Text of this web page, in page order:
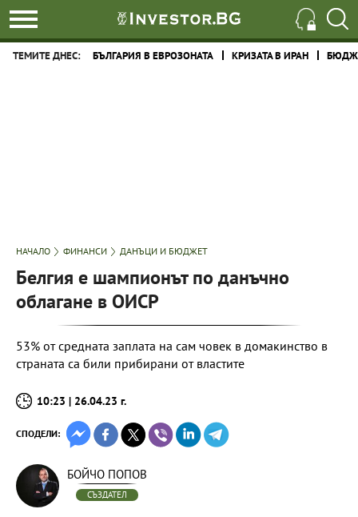
ТЕМИТЕ ДНЕС: БЪЛГАРИЯ В ЕВРОЗОНАТА КРИЗАТА В ИРАН
НАЧАЛО ФИНАНСИ ДАНЪЦИ И БЮДЖЕТ
Белгия е шампионът по данъчно
облагане в ОИСР
53% от средната заплата на сам човек в домакинство в
страната са били прибирани от властите
10:23 | 26.04.23 г.
СПОДЕЛИ:
БОЙЧО ПОПОВ
СЪЗДАТЕЛ